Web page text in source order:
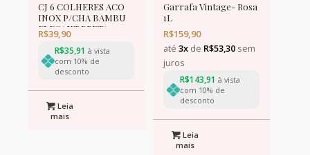
CJ 6 COLHERES ACO
INOX P/CHA BAMBU
ELEGANT PRETA
12,5cm
R$39,90
R$35,91 à vista
com 10% de
desconto
Leia
mais
Garrafa Vintage- Rosa
1L
R$159,90
até 3xde R$53,30sem
juros
R$143,91 à vista
com 10% de
desconto
Leia
mais